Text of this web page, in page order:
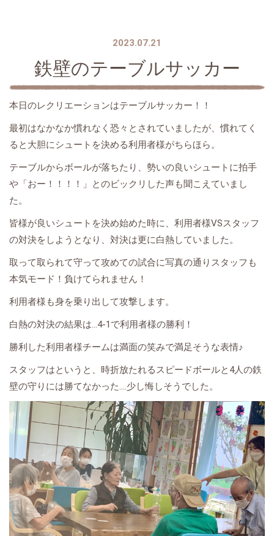
2023.07.21
鉄壁のテーブルサッカー
本日のレクリエーションはテーブルサッカー！！
最初はなかなか慣れなく恐々とされていましたが、慣れてく
ると大胆にシュートを決める利用者様がちらほら。
テーブルからボールが落ちたり、勢いの良いシュートに拍手
や「おー！！！！」とのビックリした声も聞こえていまし
た。
皆様が良いシュートを決め始めた時に、利用者様VSスタッフ
の対決をしようとなり、対決は更に白熱していました。
取って取られて守って攻めての試合に写真の通りスタッフも
本気モード！負けてられません！
利用者様も身を乗り出して攻撃します。
白熱の対決の結果は…4-1で利用者様の勝利！
勝利した利用者様チームは満面の笑みで満足そうな表情♪
スタッフはというと、時折放たれるスピードボールと4人の鉄
壁の守りには勝てなかった‥‥少し悔しそうでした。